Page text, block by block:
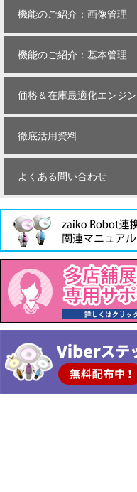
機能のご紹介：画像管理
機能のご紹介：基本管理
価格＆在庫最適化エンジン
徹底活用資料
よくある問い合わせ